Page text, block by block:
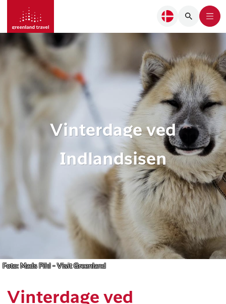
Vinterdage ved
Indlandsisen
Foto: Mads Pihl - Visit Greenland
Vinterdage ved